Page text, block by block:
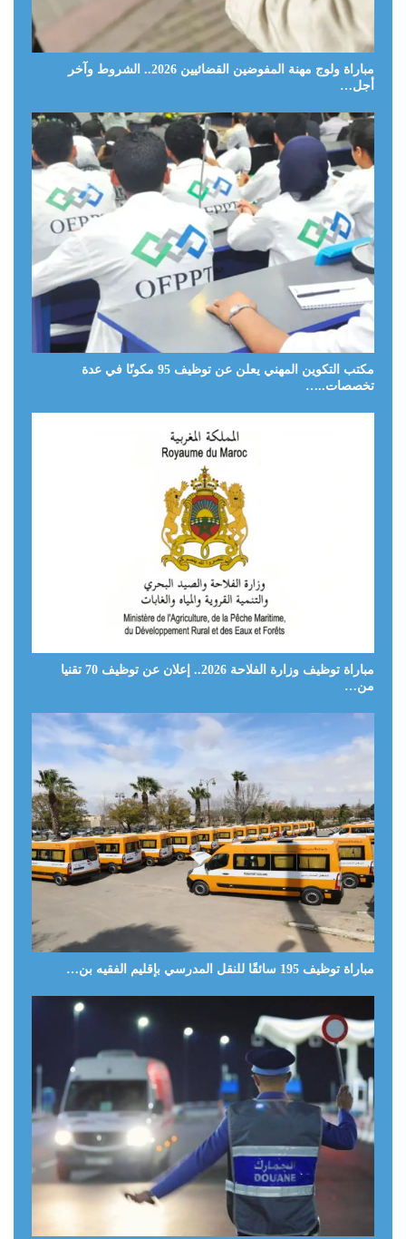
مباراة ولوج مهنة المفوضين القضائيين 2026.. الشروط وآخر
أجل…
مكتب التكوين المهني يعلن عن توظيف 95 مكونًا في عدة
تخصصات..…
مباراة توظيف وزارة الفلاحة 2026.. إعلان عن توظيف 70 تقنيا
من…
مباراة توظيف 195 سائقًا للنقل المدرسي بإقليم الفقيه بن…